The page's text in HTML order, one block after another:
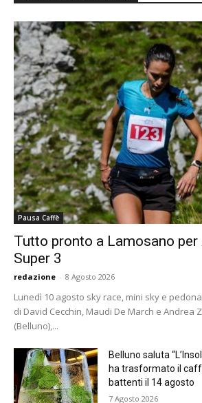
Pausa Caffè
Tutto pronto a Lamosano per
Super 3
redazione - 8 Agosto 2026
Lunedì 10 agosto sky race, mini sky e
di David Cecchin, Maudi De March e Andrea
(Belluno),...
Belluno saluta
ha trasformato il
battenti il 14 agosto
7 Agosto 2026